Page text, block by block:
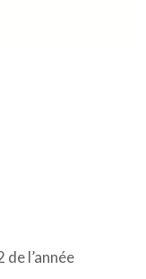
l’année